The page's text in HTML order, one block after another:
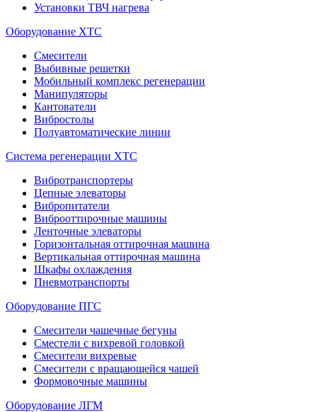
Установки ТВЧ нагрева
Оборудование ХТС
Смесители
Выбивные решетки
Мобильный комплекс регенерации
Манипуляторы
Кантователи
Вибростолы
Полуавтоматические линии
Система регенерации ХТС
Вибротранспортеры
Цепные элеваторы
Вибропитатели
Виброоттирочные машины
Ленточные элеваторы
Горизонтальная оттирочная машина
Вертикальная оттирочная машина
Шкафы охлаждения
Пневмотранспорты
Оборудование ПГС
Смесители чашечные бегуны
Сместели с вихревой головкой
Смесители вихревые
Смесители с вращающейся чашей
Формовочные машины
Оборудование ЛГМ